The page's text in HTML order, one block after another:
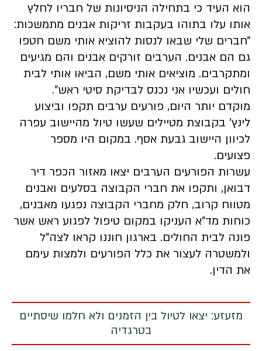
הוא העיד כי בתחילה הניסיונות של חבריו לחלץ
אותו עלו בתוהו בעקבות זריקות אבנים מתמשכות:
״חברים שלי שבאו לנסות להוציא אותי משם חטפו
גם הם אבנים. הערבים זורקים אבנים והם מגיעים
ומתקרבים. מוציאים אותי משם, הביאו אותי לבית
חולים ועכשיו אני נכנס לבדיקת סיטי ראש״.
מוקדם יותר היום, פורעים ערבים תקפו וביצוע
לינץ' בקבוצת מטיילים שעשו טיול מהיישוב עפרה
לכיוון היישוב גבעת אסף. במקום היו מספר
פצועים.
עשרות הפורעים הערבים יצאו מאזור הכפר דיר
דבואן, ותקפו את חברי הקבוצה בסלעים ואבנים
מטווח קרוב, חלק מחברי הקבוצה נפגעו מאבנים,
כוחות מד"א העניקו במקום טיפול לפגוע ראש אשר
פונה לבית החולים. בארגון חוננו קראו לצה"ל
ולמשטרה לעצור את כלל הפורעים ולמצות עימם
את הדין.
מזעזע: יצאו לטיול בין הזמנים ולא חלמו שיסתיים
בטרגדיה